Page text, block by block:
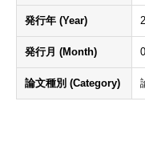
発行年 (Year)
発行月 (Month)
論文種別 (Category)